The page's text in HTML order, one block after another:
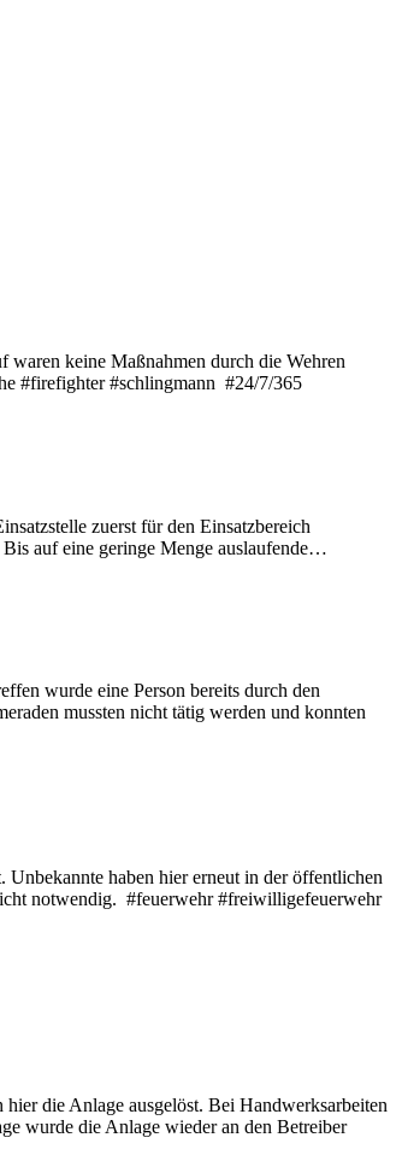
keine Maßnahmen durch die Wehren
#firefighter #schlingmann #24/7/365
zuerst für den Einsatzbereich
auf eine geringe Menge auslaufende…
wurde eine Person bereits durch den
mussten nicht tätig werden und konnten
haben hier erneut in der öffentlichen
notwendig. #feuerwehr #freiwilligefeuerwehr
die Anlage ausgelöst. Bei Handwerksarbeiten
wurde die Anlage wieder an den Betreiber